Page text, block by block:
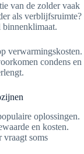
van de zolder vaak
als verblijfsruimte?
binnenklimaat.
verwarmingskosten.
condens en
oplossingen.
en kosten.
vraagt soms